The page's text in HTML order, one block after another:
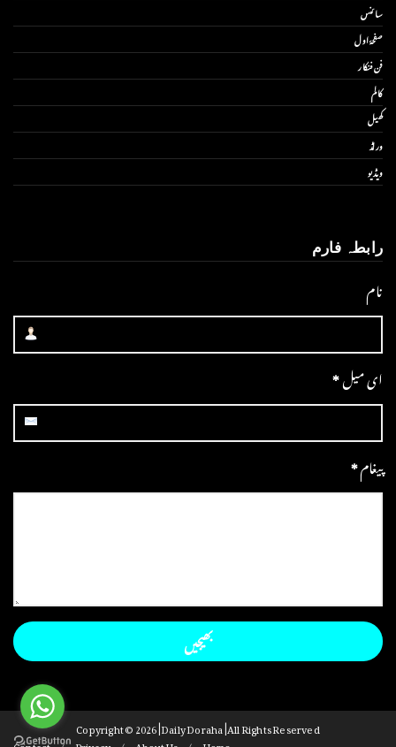
سائنس
صفحۂ اول
فن فنکار
کالم
کھیل
ورلڈ
ویڈیو
رابطہ فارم
نام
ای میل*
پیغام*
Copyright ©2026 | Daily Doraha | All Rights Reserved